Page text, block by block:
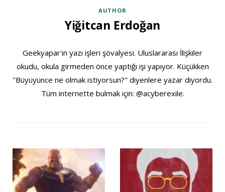
AUTHOR
Yiğitcan Erdoğan
Geekyapar'ın yazı işleri şövalyesi. Uluslararası İlişkiler
okudu, okula girmeden önce yaptığı işi yapıyor. Küçükken
"Büyüyünce ne olmak istiyorsun?" diyenlere yazar diyordu.
Tüm internette bulmak için: @acyberexile.